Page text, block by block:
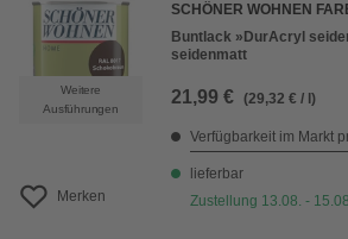
Weitere
Ausführungen
Merken
SCHÖNER WOHNEN
Buntlack »DurAcryl
seidenmatt
21,99 € (29,32 € / l)
Verfügbarkeit im Markt
lieferbar
Zustellung 13.08. -